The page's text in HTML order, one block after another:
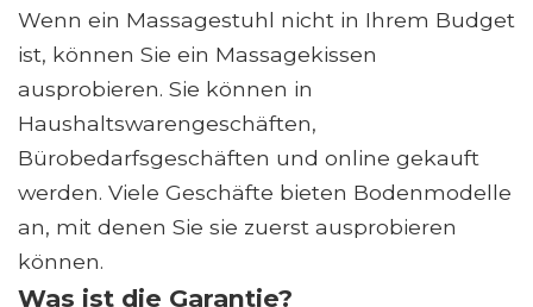
Wenn ein Massagestuhl nicht in Ihrem Budget
ist, können Sie ein Massagekissen
ausprobieren. Sie können in
Haushaltswarengeschäften,
Bürobedarfsgeschäften und online gekauft
werden. Viele Geschäfte bieten Bodenmodelle
an, mit denen Sie sie zuerst ausprobieren
können.
Was ist die Garantie?